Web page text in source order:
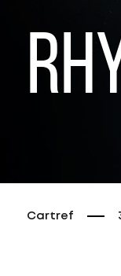
Cartref